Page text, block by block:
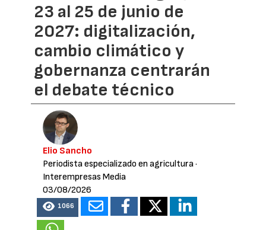
23 al 25 de junio de
2027: digitalización,
cambio climático y
gobernanza centrarán
el debate técnico
Elio Sancho
Periodista especializado en agricultura·
Interempresas Media
03/08/2026
1066